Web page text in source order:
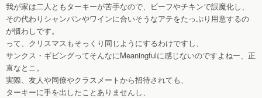
我が家は二人ともターキーが苦手なので、ビーフやチキンで誤魔化し、
その代わりシャンパンやワインに合いそうなアテをたっぷり用意するの
が慣わしです。
って、クリスマスもそっくり同じようにするわけですし、
サンクス・ギビングってそんなにMeaningfulに感じないのですよねー、正
直なとこ。
実際、友人や同僚やクラスメートから招待されても、
ターキーに手を出したことありませんし、